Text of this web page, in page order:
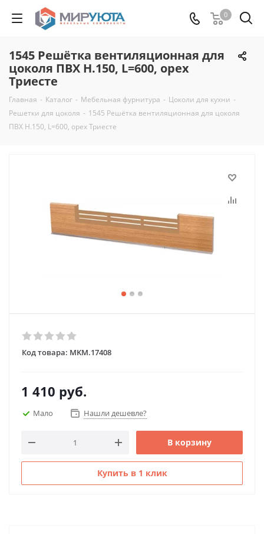
0
1545 Решётка вентиляционная для
цоколя ПВХ H.150, L=600, орех
Триесте
Главная - Каталог - Мебельная фурнитура - Цоколи для кухни -
Решетки для цоколя - 1545 Решётка вентиляционная для цоколя
ПВХ H.150, L=600, орех Триесте
Код товара: MKM.17408
1 410 руб.
Мало Нашли дешевле?
В корзину
Купить в 1 клик